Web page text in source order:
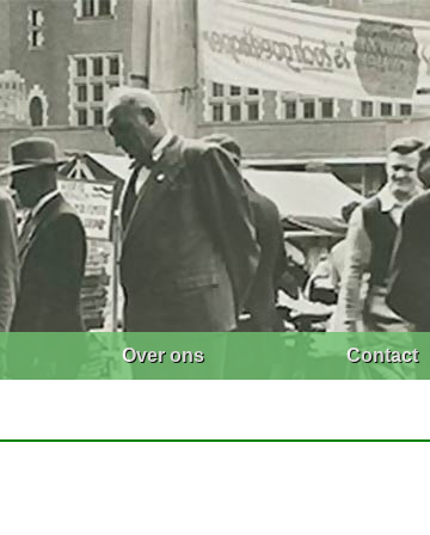
Over ons Contact